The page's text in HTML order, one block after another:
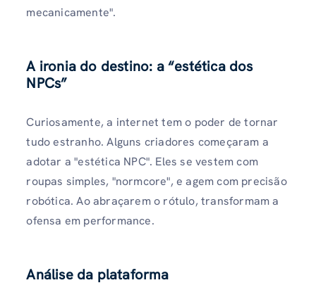
mecanicamente".
A ironia do destino: a “estética dos
NPCs”
Curiosamente, a internet tem o poder de tornar
tudo estranho. Alguns criadores começaram a
adotar a "estética NPC". Eles se vestem com
roupas simples, "normcore", e agem com precisão
robótica. Ao abraçarem o rótulo, transformam a
ofensa em performance.
Análise da plataforma